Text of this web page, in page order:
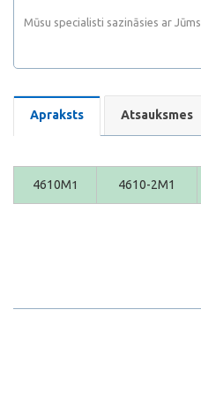
Mūsu specialisti sazināsies ar Jūms
Apraksts Atsauksmes
4610M1 4610-2M1